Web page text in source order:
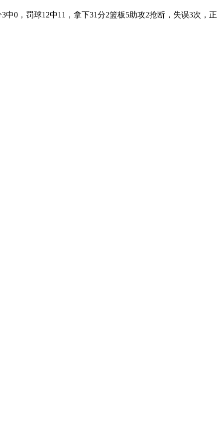
0，罚球12中11，拿下31分2篮板5助攻2抢断，失误3次，正